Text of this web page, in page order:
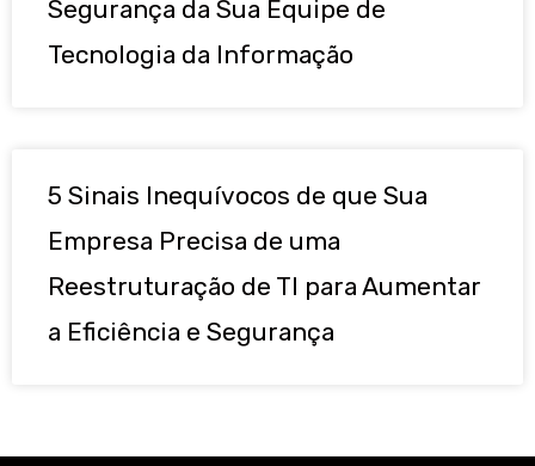
Segurança da Sua Equipe de
Tecnologia da Informação
5 Sinais Inequívocos de que Sua
Empresa Precisa de uma
Reestruturação de TI para Aumentar
a Eficiência e Segurança